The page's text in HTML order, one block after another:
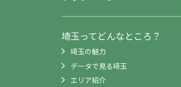
埼玉ってどんなところ？
埼玉の魅力
データで見る埼玉
エリア紹介